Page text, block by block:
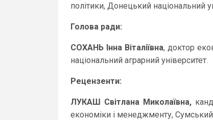
політики, Донецький національний
Голова ради:
СОХАНЬ Інна Віталіївна, доктор
національний аграрний університет.
Рецензенти:
ЛУКАШ Світлана Миколаївна,
економіки і менеджменту, Сумський